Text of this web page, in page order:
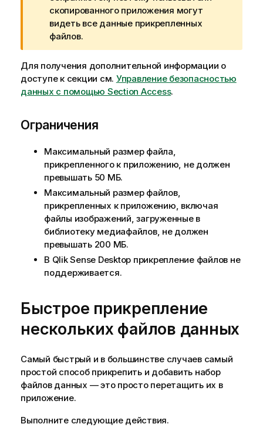
д
у
п
р
е
ж
д
и
скопированного приложения могут
видеть все данные прикрепленных
файлов.
Для получения дополнительной информации о
доступе к секции см. Управление безопасностью
данных с помощью Section Access.
Ограничения
Максимальный размер файла,
прикрепленного к приложению, не должен
превышать 50 МБ.
Максимальный размер файлов,
прикрепленных к приложению, включая
файлы изображений, загруженные в
библиотеку медиафайлов, не должен
превышать 200 МБ.
В Qlik Sense Desktop прикрепление файлов не
поддерживается.
Быстрое прикрепление
нескольких файлов данных
Самый быстрый и в большинстве случаев самый
простой способ прикрепить и добавить набор
файлов данных — это просто перетащить их в
приложение.
Выполните следующие действия.